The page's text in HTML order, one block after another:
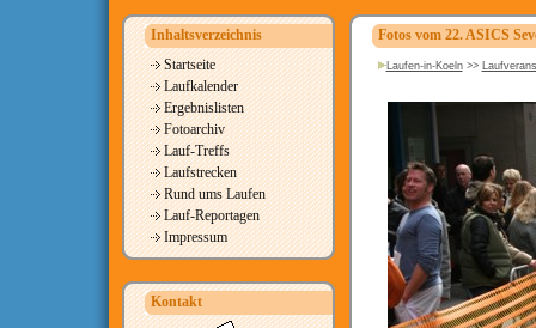
Inhaltsverzeichnis
Startseite
Laufkalender
Ergebnislisten
Fotoarchiv
Lauf-Treffs
Laufstrecken
Rund ums Laufen
Lauf-Reportagen
Impressum
Kontakt
Fotos vom 22. ASICS
Laufen-in-Koeln>>